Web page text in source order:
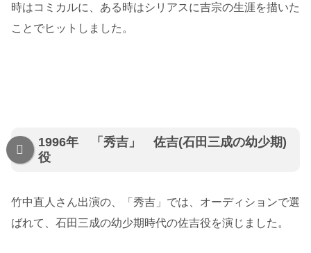
時はコミカルに、ある時はシリアスに吉宗の生涯を描いた
ことでヒットしました。
1996年 「秀吉」 佐吉(石田三成の幼少期)
役
竹中直人さん出演の、「秀吉」では、オーディションで選
ばれて、石田三成の幼少期時代の佐吉役を演じました。